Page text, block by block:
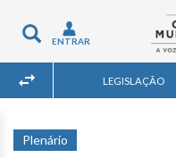
Toggle
navigation
ENTRAR
LEGISLAÇÃO
Plenário